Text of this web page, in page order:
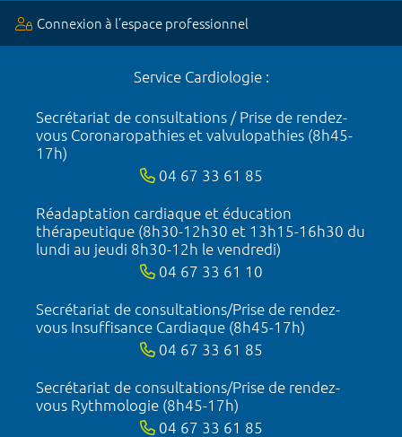
Connexion à l’espace professionnel
Service Cardiologie :
Secrétariat de consultations / Prise de rendez-
vous Coronaropathies et valvulopathies (8h45-
17h)
04 67 33 61 85
Réadaptation cardiaque et éducation
thérapeutique (8h30-12h30 et 13h15-16h30 du
lundi au jeudi 8h30-12h le vendredi)
04 67 33 61 10
Secrétariat de consultations/Prise de rendez-
vous Insuffisance Cardiaque (8h45-17h)
04 67 33 61 85
Secrétariat de consultations/Prise de rendez-
vous Rythmologie (8h45-17h)
04 67 33 61 85